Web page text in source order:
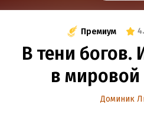
Премиум
В тени богов.
в мировой
Доминик